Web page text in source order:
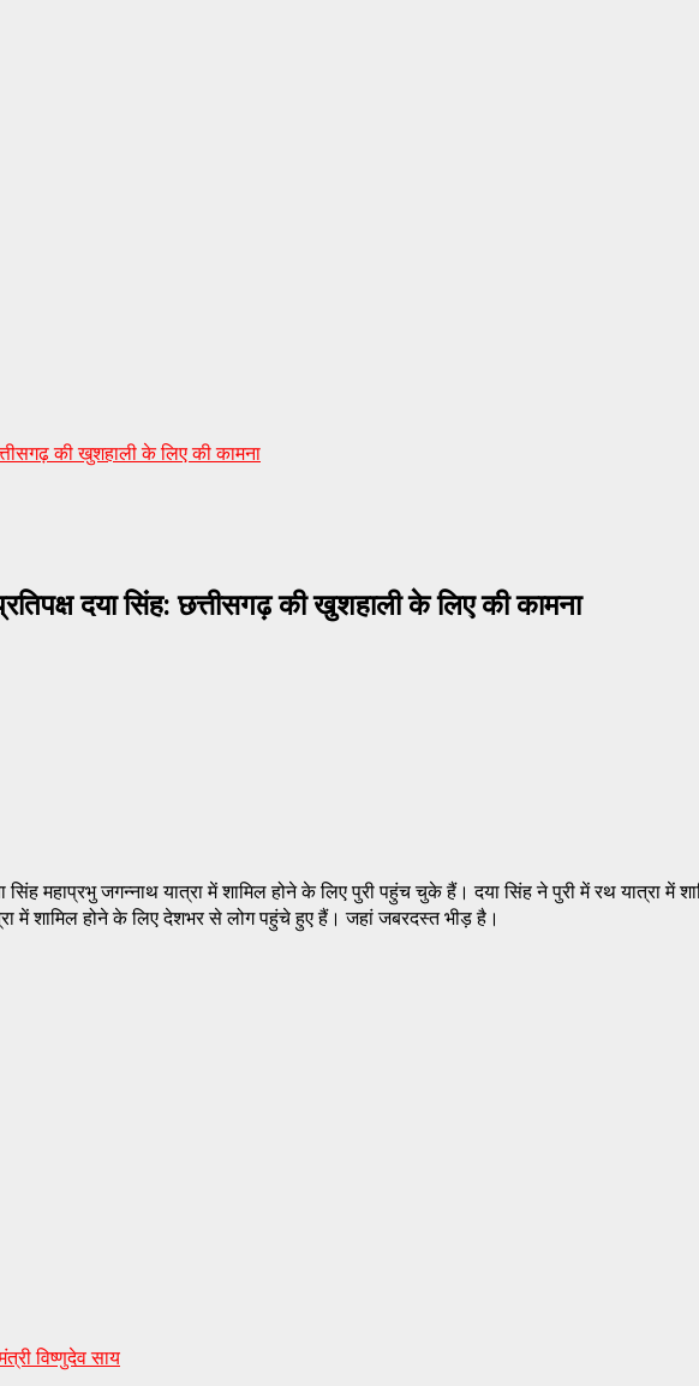
की खुशहाली के लिए की कामना
दया सिंह: छत्तीसगढ़ की खुशहाली के लिए की कामना
महाप्रभु जगन्नाथ यात्रा में शामिल होने के लिए पुरी पहुंच चुके हैं। दया सिंह ने पुरी में रथ यात्रा में
में शामिल होने के लिए देशभर से लोग पहुंचे हुए हैं। जहां जबरदस्त भीड़ है।
विष्णुदेव साय